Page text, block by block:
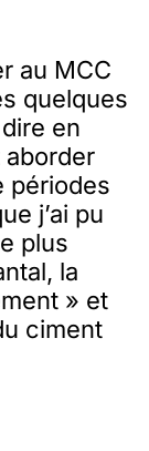
au MCC
quelques
en
aborder
périodes
j’ai pu
plus
la
» et
ciment